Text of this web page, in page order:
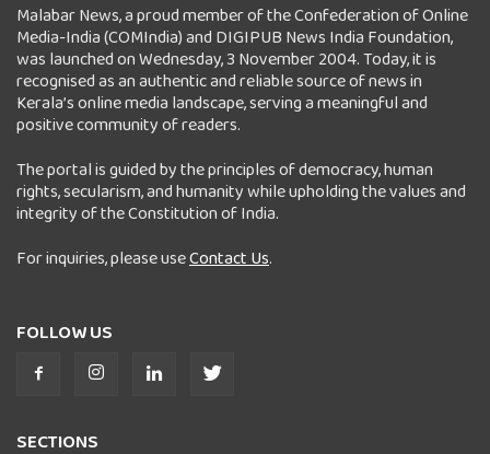
Malabar News, a proud member of the Confederation of Online
Media-India (COMIndia) and DIGIPUB News India Foundation,
was launched on Wednesday, 3 November 2004. Today, it is
recognised as an authentic and reliable source of news in
Kerala’s online media landscape, serving a meaningful and
positive community of readers.
The portal is guided by the principles of democracy, human
rights, secularism, and humanity while upholding the values and
integrity of the Constitution of India.
For inquiries, please useContact Us.
FOLLOW US
SECTIONS